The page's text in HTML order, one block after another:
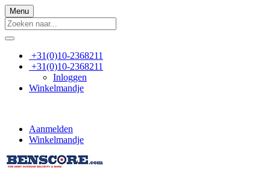
Menu
+31(0)10-2368211
+31(0)10-2368211
Inloggen
Winkelmandje
Aanmelden
Winkelmandje